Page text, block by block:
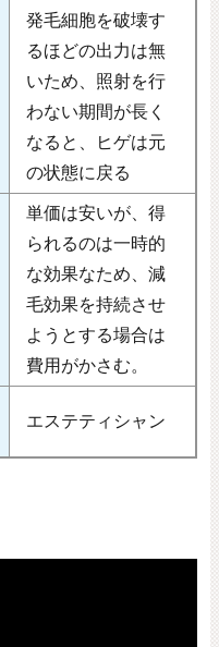
発毛細胞を破壊す
るほどの出力は無
いため、照射を行
わない期間が長く
なると、ヒゲは元
の状態に戻る
単価は安いが、得
られるのは一時的
な効果なため、減
毛効果を持続させ
ようとする場合は
費用がかさむ。
エステティシャン